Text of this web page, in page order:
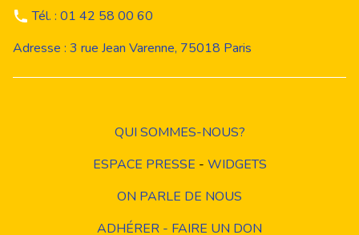
Tél. : 01 42 58 00 60
Adresse : 3 rue Jean Varenne, 75018 Paris
QUI SOMMES-NOUS?
ESPACE PRESSE - WIDGETS
ON PARLE DE NOUS
ADHÉRER - FAIRE UN DON